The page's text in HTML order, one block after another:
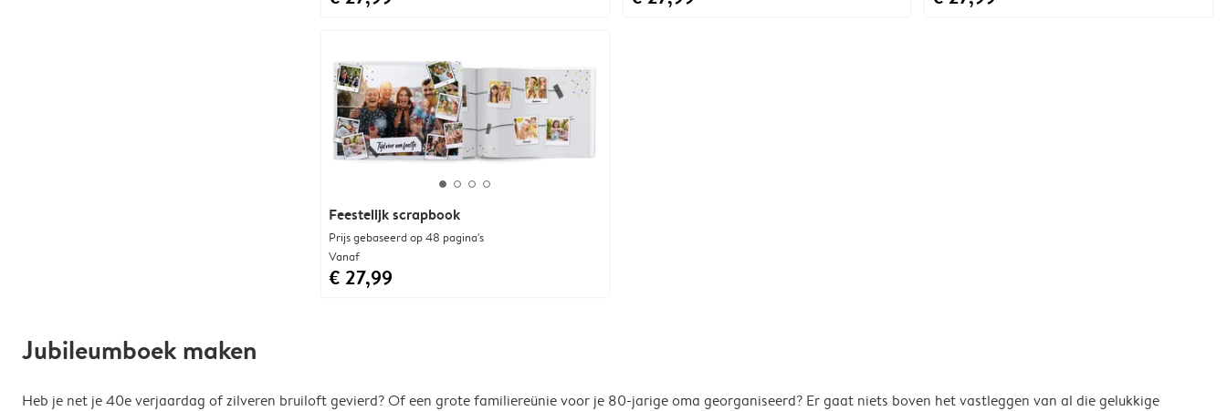
Feestelijk scrapbook
Prijs gebaseerd op 48 pagina's
Vanaf
€ 27,99
Jubileumboek maken
Heb je net je 40e verjaardag of zilveren bruiloft gevierd? Of een grote familiereünie voor je 80-jarige oma georganiseerd? Er gaat niets boven het vastleggen van al die gelukkige